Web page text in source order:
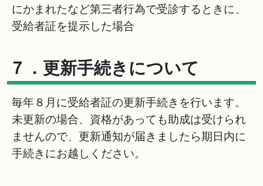
にかまれたなど第三者行為で受診するときに、
受給者証を提示した場合
７．更新手続きについて
毎年８月に受給者証の更新手続きを行います。
未更新の場合、資格があっても助成は受けられ
ませんので、更新通知が届きましたら期日内に
手続きにお越しください。